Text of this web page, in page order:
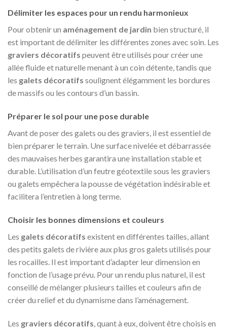
Délimiter les espaces pour un rendu harmonieux
Pour obtenir un aménagement de jardin bien structuré, il
est important de délimiter les différentes zones avec soin. Les
graviers décoratifs peuvent être utilisés pour créer une
allée fluide et naturelle menant à un coin détente, tandis que
les galets décoratifs soulignent élégamment les bordures
de massifs ou les contours d’un bassin.
Préparer le sol pour une pose durable
Avant de poser des galets ou des graviers, il est essentiel de
bien préparer le terrain. Une surface nivelée et débarrassée
des mauvaises herbes garantira une installation stable et
durable. L’utilisation d’un feutre géotextile sous les graviers
ou galets empêchera la pousse de végétation indésirable et
facilitera l’entretien à long terme.
Choisir les bonnes dimensions et couleurs
Les galets décoratifs existent en différentes tailles, allant
des petits galets de rivière aux plus gros galets utilisés pour
les rocailles. Il est important d’adapter leur dimension en
fonction de l’usage prévu. Pour un rendu plus naturel, il est
conseillé de mélanger plusieurs tailles et couleurs afin de
créer du relief et du dynamisme dans l’aménagement.
Les graviers décoratifs , quant à eux, doivent être choisis en